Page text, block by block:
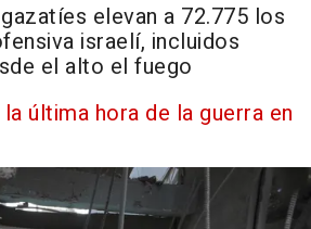
elevan a 72.775 los
israelí, incluidos
el alto el fuego
última hora de la guerra en